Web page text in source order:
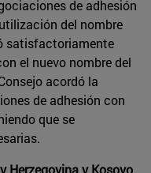
de adhesión
del nombre
satisfactoriamente
el nuevo nombre del
acordó la
de adhesión con
que se
Herzegovina y Kosovo